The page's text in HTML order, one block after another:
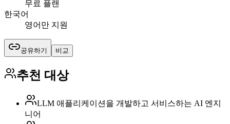
무료 플랜
한국어
영어만 지원
공유하기 비교
추천 대상
LLM 애플리케이션을 개발하고 서비스하는 AI 엔지
니어